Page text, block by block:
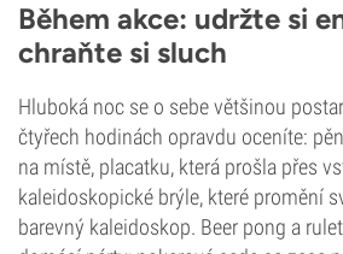
Během akce: udržte si
chraňte si sluch
Hluboká noc se o sebe většinou
čtyřech hodinách opravdu oceníte:
na místě, placatku, která prošla přes
kaleidoskopické brýle, které promění
barevný kaleidoskop. Beer pong a